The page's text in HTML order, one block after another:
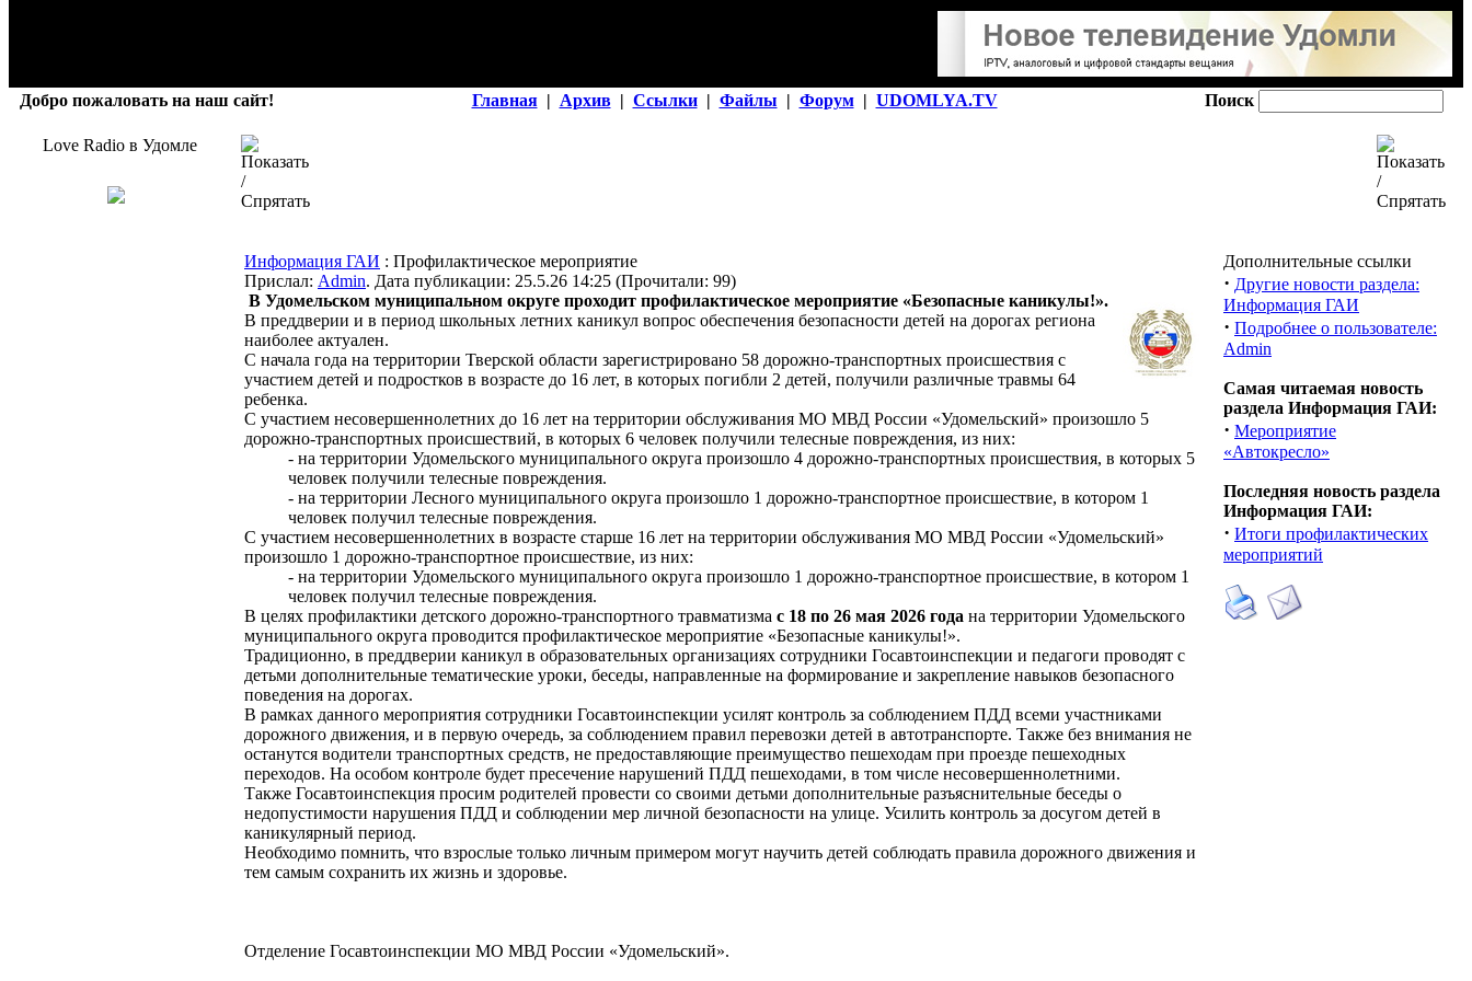
Добро пожаловать на наш сайт! Главная | Архив | Ссылки | Файлы | Форум | UDOMLYA.TV Поиск
Love Radio в Удомле
Информация ГАИ : Профилактическое мероприятие
Прислал: Admin. Дата публикации: 25.5.26 14:25 (Прочитали: 99)
В Удомельском муниципальном округе проходит профилактическое мероприятие «Безопасные каникулы!».
В преддверии и в период школьных летних каникул вопрос обеспечения безопасности детей на дорогах региона
наиболее актуален.
С начала года на территории Тверской области зарегистрировано 58 дорожно-транспортных происшествия с
участием детей и подростков в возрасте до 16 лет, в которых погибли 2 детей, получили различные травмы 64
ребенка.
С участием несовершеннолетних до 16 лет на территории обслуживания МО МВД России «Удомельский» произошло 5
дорожно-транспортных происшествий, в которых 6 человек получили телесные повреждения, из них:
- на территории Удомельского муниципального округа произошло 4 дорожно-транспортных происшествия, в которых 5
человек получили телесные повреждения.
- на территории Лесного муниципального округа произошло 1 дорожно-транспортное происшествие, в котором 1
человек получил телесные повреждения.
С участием несовершеннолетних в возрасте старше 16 лет на территории обслуживания МО МВД России «Удомельский»
произошло 1 дорожно-транспортное происшествие, из них:
- на территории Удомельского муниципального округа произошло 1 дорожно-транспортное происшествие, в котором 1
человек получил телесные повреждения.
В целях профилактики детского дорожно-транспортного травматизма с 18 по 26 мая 2026 года на территории Удомельского
муниципального округа проводится профилактическое мероприятие «Безопасные каникулы!».
Традиционно, в преддверии каникул в образовательных организациях сотрудники Госавтоинспекции и педагоги проводят с
детьми дополнительные тематические уроки, беседы, направленные на формирование и закрепление навыков безопасного
поведения на дорогах.
В рамках данного мероприятия сотрудники Госавтоинспекции усилят контроль за соблюдением ПДД всеми участниками
дорожного движения, и в первую очередь, за соблюдением правил перевозки детей в автотранспорте. Также без внимания не
останутся водители транспортных средств, не предоставляющие преимущество пешеходам при проезде пешеходных
переходов. На особом контроле будет пресечение нарушений ПДД пешеходами, в том числе несовершеннолетними.
Также Госавтоинспекция просим родителей провести со своими детьми дополнительные разъяснительные беседы о
недопустимости нарушения ПДД и соблюдении мер личной безопасности на улице. Усилить контроль за досугом детей в
каникулярный период.
Необходимо помнить, что взрослые только личным примером могут научить детей соблюдать правила дорожного движения и
тем самым сохранить их жизнь и здоровье.
Отделение Госавтоинспекции МО МВД России «Удомельский».
Дополнительные ссылки
· Другие новости раздела:
Информация ГАИ
· Подробнее о пользователе:
Admin
Самая читаемая новость
раздела Информация ГАИ:
· Мероприятие
«Автокресло»
Последняя новость раздела
Информация ГАИ:
· Итоги профилактических
мероприятий